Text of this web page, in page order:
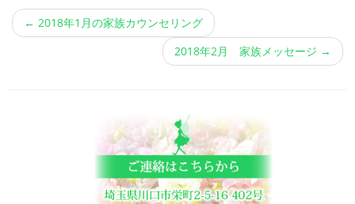
← 2018年1月の家族カウンセリング
2018年2月 家族メッセージ →